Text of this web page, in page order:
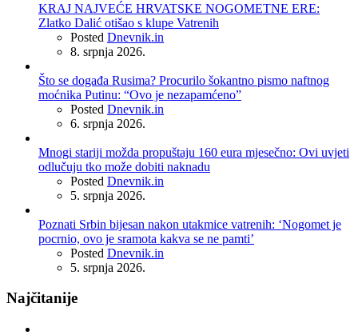
KRAJ NAJVEĆE HRVATSKE NOGOMETNE ERE:
Zlatko Dalić otišao s klupe Vatrenih
Posted Dnevnik.in
8. srpnja 2026.
Što se događa Rusima? Procurilo šokantno pismo naftnog
moćnika Putinu: “Ovo je nezapamćeno”
Posted Dnevnik.in
6. srpnja 2026.
Mnogi stariji možda propuštaju 160 eura mjesečno: Ovi uvjeti
odlučuju tko može dobiti naknadu
Posted Dnevnik.in
5. srpnja 2026.
Poznati Srbin bijesan nakon utakmice vatrenih: ‘Nogomet je
pocrnio, ovo je sramota kakva se ne pamti’
Posted Dnevnik.in
5. srpnja 2026.
Najčitanije